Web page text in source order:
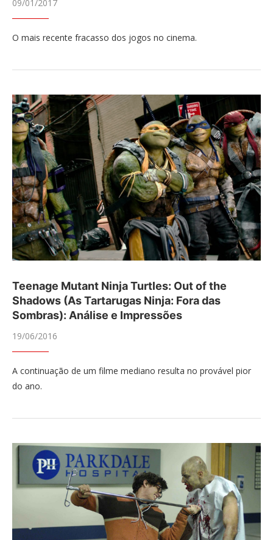
09/01/2017
O mais recente fracasso dos jogos no cinema.
Teenage Mutant Ninja Turtles: Out of the
Shadows (As Tartarugas Ninja: Fora das
Sombras): Análise e Impressões
19/06/2016
A continuação de um filme mediano resulta no provável pior
do ano.